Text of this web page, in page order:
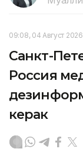
09:08, 04 Август 2026
Санкт-
Россия
керак